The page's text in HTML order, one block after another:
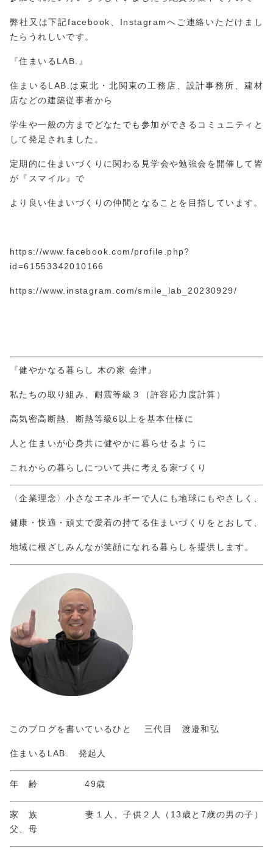
弊社又は下記facebook、Instagramへご連絡いただけまし
たらうれしいです。
『住まいるLAB.』
住まいるLAB.は東北・北関東の工務店、設計事務所、建材
店などの建築従事者から
学生や一般の方までどなたでも参加ができるコミュニティと
して発足されました。
定期的に住まいづくりに関わる見学会や勉強会を開催して皆
が『スマイル』で
より良い住まいづくりの仲間となることを目指しています。
https://www.facebook.com/profile.php?
id=61553342010166
https://www.instagram.com/smile_lab_20230929/
『健やかなる暮らし 木の家 会津』
私たちの取り組み、耐震等級３（許容応力度計算）
高気密高断熱、断熱等級6以上を基本仕様に
人と住まいが心身共に健やかに暮らせるように
これからの暮らしについて共に考える家づくり
〈企業理念〉小さなエネルギーで人にも地球にもやさしく、
健康・快適・頑丈で愛着の持てる住まいづくりをとおして、
地域に根ざしみんなが笑顔になれる暮らしを提供します。
このブログを書いているひと 三代目 渡邉和弘
住まいるLAB. 発起人
年 齢 49歳
家 族 妻１人、子供２人（13歳と7歳の男の子）
父、母